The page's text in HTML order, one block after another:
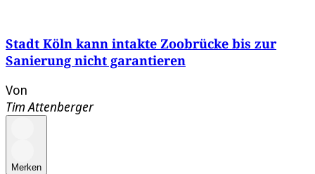
Stadt Köln kann intakte Zoobrücke bis zur
Sanierung nicht garantieren
Von
Tim Attenberger
Merken